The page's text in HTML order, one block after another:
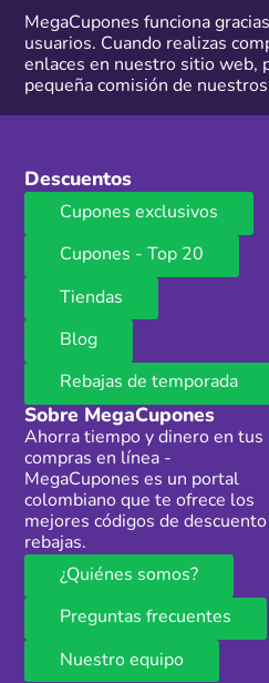
MegaCupones funciona
usuarios. Cuando realizas
enlaces en nuestro sitio web,
pequeña comisión de
Descuentos
Cupones exclusivos
Cupones - Top 20
Tiendas
Blog
Rebajas de temporada
Sobre MegaCupones
Ahorra tiempo y dinero en tus
compras en línea -
MegaCupones es un portal
colombiano que te ofrece los
mejores códigos de
rebajas.
¿Quiénes somos?
Preguntas frecuentes
Nuestro equipo